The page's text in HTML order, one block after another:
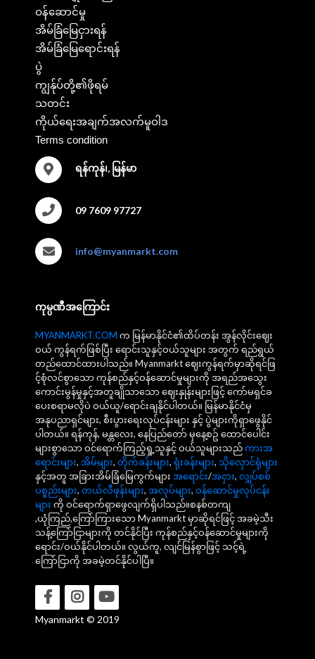
ဝန်ဆောင်မှု
အိမ်ခြံမြေငှားရန်
အိမ်ခြံမြေရောင်းရန်
ပွဲ
ကျွန်ုပ်တို့၏ဖိုရမ်
သတင်း
ကိုယ်ရေးအချက်အလက်မူဝါဒ
Terms condition
ရန်ကုန်၊, မြန်မာ
09 7609 97727
info@myanmarkt.com
ကုမ္ပဏီအကြောင်း
MYANMARKT.COM က မြန်မာနိုင်ငံ၏ထိပ်တန်း အွန်လိုင်းဈေး
ဝယ် ကွန်ရက်ဖြစ်ပြီး ရောင်းသူနှင့်ဝယ်သူများ အတွက် ရည်ရွယ်
တည်ထောင်ထားပါသည်။ Myanmarkt ဈေးကွန်ရက်မှာဆိုရင်ဖြ
င့်စုံလင်စွာသော ကုန်စည်နှင့်ဝန်ဆောင်မှုများကို အရည်အသွေး
ကောင်းမွန်မှုနှင့်အတူချိုသာသော ဈေးနှုန်းများဖြင့် ကော်မရှင်ခ
ပေးစရာမလိုပဲ ဝယ်ယူ/ရောင်းချနိုင်ပါတယ်။ မြန်မာနိုင်ငံမှ
အနုပညာရှင်များ, စီးပွားရေးလုပ်ငန်းများ နှင့် ပွဲများကိုရှာဖွေနိုင်
ပါတယ်။ ရန်ကုန်, မန္တလေး, နေပြည်တော် မှနေ့စဥ် ထောင်ပေါင်း
များစွာသော ဝင်ရောက်ကြည့်ရှု့သူနှင့် ဝယ်သူများသည်ကားအ
ရောင်းများ, အိမ်များ, တိုက်ခန်းများ, ရုံးခန်းများ, သိုလှောင်ရုံများ
နှင့်အတူ အခြားအိမ်ခြံမြေကွက်များ အရောင်း/အငှား, လျှပ်စစ်
ပစ္စည်းများ, တယ်လီဖုန်းများ, အလုပ်များ, ဝန်ဆောင်မှုလုပ်ငန်း
များ ကို ဝင်ရောက်ရှာဖွေလျက်ရှိပါသည်။စနစ်တကျ
,ယုံကြည်,ကြော်ကြားသော Myanmarkt မှာဆိုရင်ဖြင့် အခမဲ့သီး
သန့်ကြော်ငြာများကို တင်နိုင်ပြီး ကုန်စည်နှင့်ဝန်ဆောင်မှုများကို
ရောင်း/ဝယ်နိုင်ပါတယ်။ လွယ်ကူ, လျင်မြန်စွာဖြင့် သင့်ရဲ့
ကြော်ငြာကို အခမဲ့တင်နိုင်ပါပြီ။
Myanmarkt © 2019